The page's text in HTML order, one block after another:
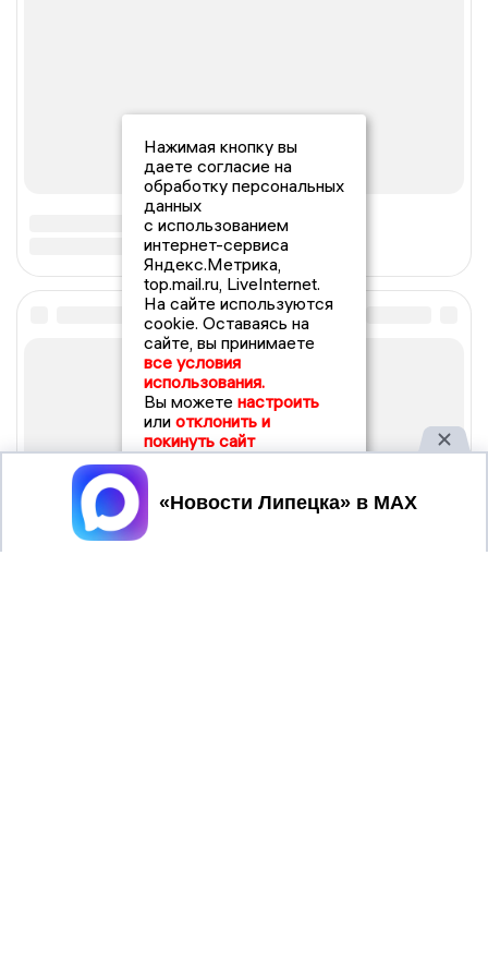
Нажимая кнопку вы
даете согласие на
обработку персональных
данных
с использованием
интернет-сервиса
Яндекс.Метрика,
top.mail.ru, LiveInternet.
На сайте используются
cookie. Оставаясь на
сайте, вы принимаете
все условия
использования.
Вы можете настроить
или отклонить и
покинуть сайт
Принять